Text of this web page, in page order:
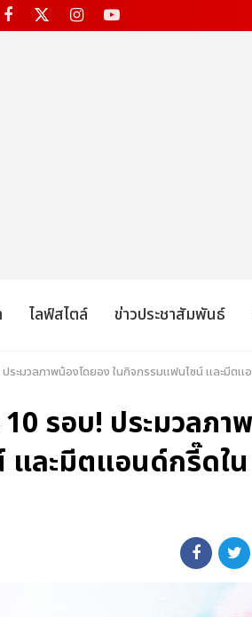
ไลฟ์สไตล์ ข่าวประชาสัมพันธ์
ระมวลภาพน้องโดยอง ในกิจกรรมแฟนไซน์ และมีตแ
รอบ! ประมวลภาพ
และมีตแอนด์กรี๊ดใน